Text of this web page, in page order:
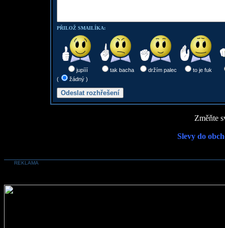
PŘILOŽ SMAILÍKA:
jupííí tak bacha držím palec
to je fuk
(
žádný )
Změňte
Slevy do
REKLAMA